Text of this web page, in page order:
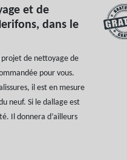
et de
dans le
projet de nettoyage de
pour vous.
il est en mesure
neuf. Si le dallage est
Il donnera d’ailleurs